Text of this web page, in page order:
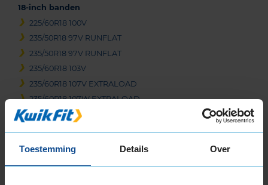
Toestemming Details Over
18-inch banden
225/60R18 100V
235/50R18 97V RUNFLAT
235/50R18 97V RUNFLAT
235/60R18 103V
235/60R18 107V EXTRALOAD
235/60R18 107W EXTRALOAD
235/60R18 107W EXTRALOAD
255/55R18 109Y EXTRALOAD